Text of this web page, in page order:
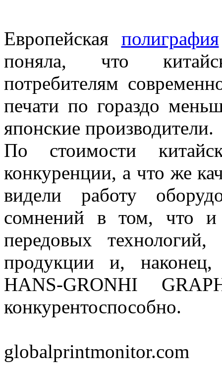
Европейская полиграфия
поняла, что
потребителям
печати по гораздо
японские производители.
По стоимости
конкуренции, а что же
видели работу
сомнений в том, что и
передовых технологий,
продукции и, наконец,
HANS-GRONHI
конкурентоспособно.
globalprintmonitor.com